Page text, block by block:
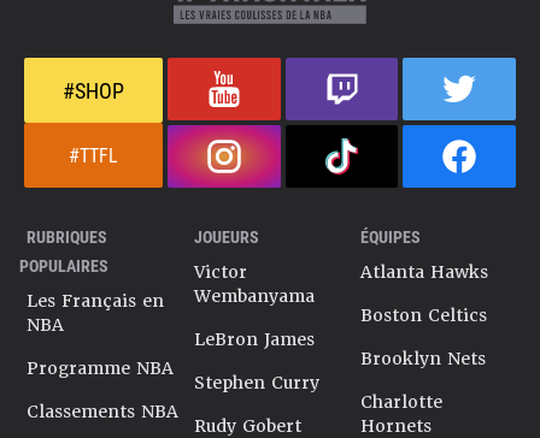
#SHOP
#TTFL
RUBRIQUES
POPULAIRES
Les Français en
NBA
Programme NBA
Classements NBA
JOUEURS
Victor
Wembanyama
LeBron James
Stephen Curry
Rudy Gobert
ÉQUIPES
Atlanta Hawks
Boston Celtics
Brooklyn Nets
Charlotte
Hornets